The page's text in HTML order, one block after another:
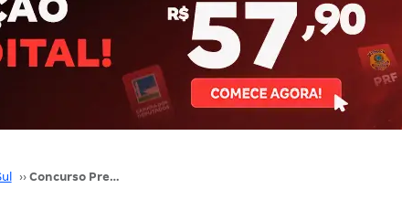
›› Concurso Prefeitura de Porto Mauá (RS) abre 17 vagas!